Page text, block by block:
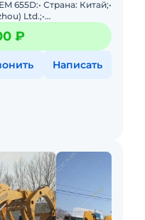
655D:• Страна: Китай;•
Ltd.;•
ковша: 3
₽
Написать